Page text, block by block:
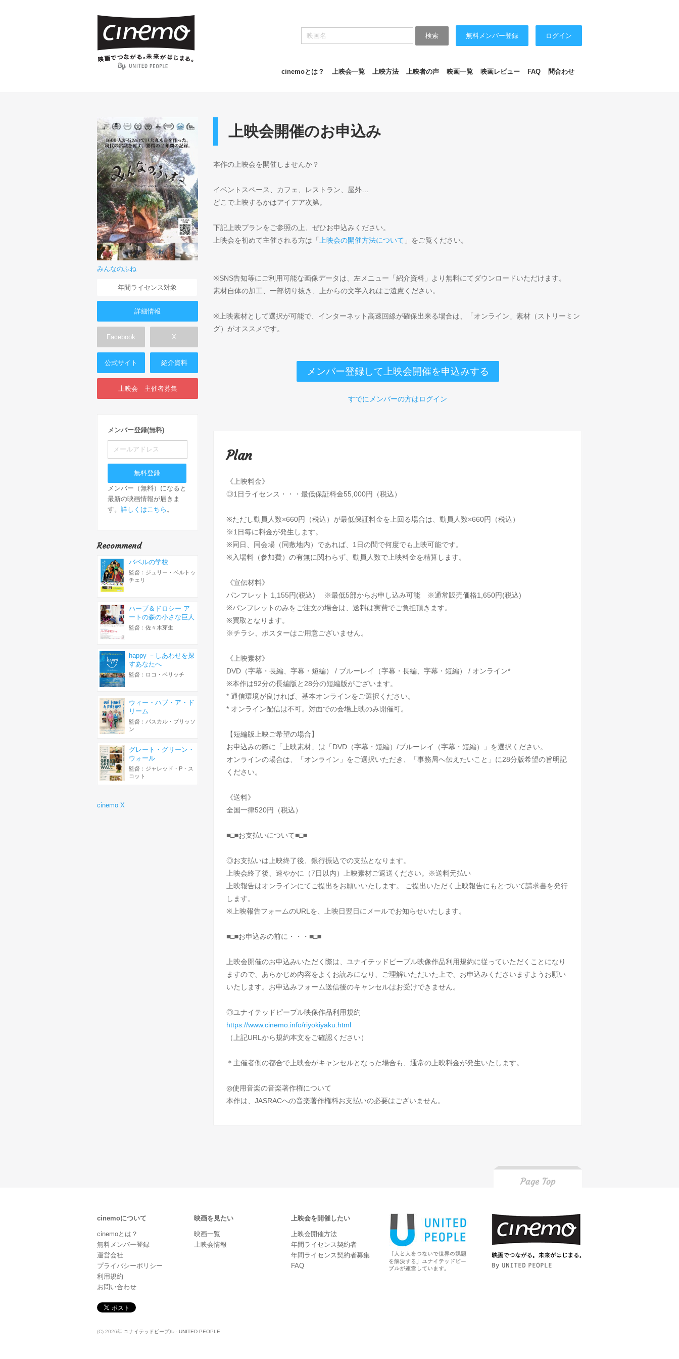
検索 無料メンバー登録 ログイン
cinemoとは？ 上映会一覧 上映方法 上映者の声 映画一覧 映画レビュー FAQ 問合わせ
みんなのふね
年間ライセンス対象
詳細情報
Facebook X
公式サイト 紹介資料
上映会 主催者募集
メンバー登録(無料)
メンバー（無料）になると
最新の映画情報が届きま
す。 詳しくはこちら 。
Recommend
バベルの学校
監督：ジュリー・ベルトゥ
チェリ
ハーブ＆ドロシー ア
ートの森の小さな巨人
監督：佐々木芽生
happy －しあわせを探
すあなたへ
監督：ロコ・ベリッチ
ウィー・ハブ・ア・ド
リーム
監督：パスカル・プリッソ
ン
グレート・グリーン・
ウォール
監督：ジャレッド・P・ス
コット
cinemo X
上映会開催のお申込み
本作の上映会を開催しませんか？
イベントスペース、カフェ、レストラン、屋外…
どこで上映するかはアイデア次第。
下記上映プランをご参照の上、ぜひお申込みください。
上映会を初めて主催される方は「 上映会の開催方法について 」をご覧ください。
※SNS告知等にご利用可能な画像データは、左メニュー「紹介資料」より無料にてダウンロードいただけます。
素材自体の加工、一部切り抜き、上からの文字入れはご遠慮ください。
※上映素材として選択が可能で、インターネット高速回線が確保出来る場合は、「オンライン」素材（ストリーミン
グ）がオススメです。
メンバー登録して上映会開催を申込みする
すでにメンバーの方はログイン
Plan
《上映料金》
◎1日ライセンス・・・最低保証料金55,000円（税込）
※ただし動員人数×660円（税込）が最低保証料金を上回る場合は、動員人数×660円（税込）
※1日毎に料金が発生します。
※同日、同会場（同敷地内）であれば、1日の間で何度でも上映可能です。
※入場料（参加費）の有無に関わらず、動員人数で上映料金を精算します。
《宣伝材料》
パンフレット 1,155円(税込) ※最低5部からお申し込み可能 ※通常販売価格1,650円(税込)
※パンフレットのみをご注文の場合は、送料は実費でご負担頂きます。
※買取となります。
※チラシ、ポスターはご用意ございません。
《上映素材》
DVD（字幕・長編、字幕・短編） / ブルーレイ（字幕・長編、字幕・短編） / オンライン*
※本作は92分の長編版と28分の短編版がございます。
* 通信環境が良ければ、基本オンラインをご選択ください。
* オンライン配信は不可。対面での会場上映のみ開催可。
【短編版上映ご希望の場合】
お申込みの際に「上映素材」は「DVD（字幕・短編）/ブルーレイ（字幕・短編）」を選択ください。
オンラインの場合は、「オンライン」をご選択いただき、「事務局へ伝えたいこと」に28分版希望の旨明記
ください。
《送料》
全国一律520円（税込）
■□■お支払いについて■□■
◎お支払いは上映終了後、銀行振込での支払となります。
上映会終了後、速やかに（7日以内）上映素材ご返送ください。※送料元払い
上映報告はオンラインにてご提出をお願いいたします。 ご提出いただく上映報告にもとづいて請求書を発行
します。
※上映報告フォームのURLを、上映日翌日にメールでお知らせいたします。
■□■お申込みの前に・・・■□■
上映会開催のお申込みいただく際は、ユナイテッドピープル映像作品利用規約に従っていただくことになり
ますので、あらかじめ内容をよくお読みになり、ご理解いただいた上で、お申込みくださいますようお願い
いたします。お申込みフォーム送信後のキャンセルはお受けできません。
◎ユナイテッドピープル映像作品利用規約
https://www.cinemo.info/riyokiyaku.html
（上記URLから規約本文をご確認ください）
＊主催者側の都合で上映会がキャンセルとなった場合も、通常の上映料金が発生いたします。
◎使用音楽の音楽著作権について
本作は、JASRACへの音楽著作権料お支払いの必要はございません。
cinemoについて
cinemoとは？
無料メンバー登録
運営会社
プライバシーポリシー
利用規約
お問い合わせ
映画を見たい
映画一覧
上映会情報
上映会を開催したい
上映会開催方法
年間ライセンス契約者
年間ライセンス契約者募集
FAQ
(C) 2026年 ユナイテッドピープル - UNITED PEOPLE